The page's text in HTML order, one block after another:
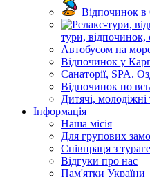
Відпочинок в
тури, відпочинок,
Автобусом на
Відпочинок у
Санаторії, SPA.
Відпочинок по
Дитячі,
Інформація
Наша місія
Для групових
Співпраця з
Відгуки про нас
Пам'ятки України